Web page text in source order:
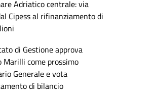
Adriatico centrale: via
Cipess al rifinanziamento di
di Gestione approva
Marilli come prossimo
Generale e vota
di bilancio